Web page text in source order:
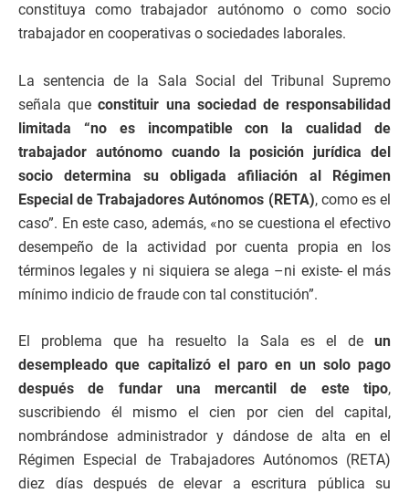
constituya como trabajador autónomo o como socio
trabajador en cooperativas o sociedades laborales.
La sentencia de la Sala Social del Tribunal Supremo
señala queconstituir una sociedad de responsabilidad
limitada “no es incompatible con la cualidad de
trabajador autónomo cuando la posición jurídica del
socio determina su obligada afiliación al Régimen
Especial de Trabajadores Autónomos (RETA), como es el
caso”. En este caso, además, «no se cuestiona el efectivo
desempeño de la actividad por cuenta propia en los
términos legales y ni siquiera se alega –ni existe- el más
mínimo indicio de fraude con tal constitución”.
El problema que ha resuelto la Sala es el de un
desempleado que capitalizó el paro en un solo pago
después de fundar una mercantil de este tipo,
suscribiendo él mismo el cien por cien del capital,
nombrándose administrador y dándose de alta en el
Régimen Especial de Trabajadores Autónomos (RETA)
diez días después de elevar a escritura pública su